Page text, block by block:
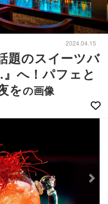
2024.04.15
題のスイーツバ
へ！パフェと
をの画像